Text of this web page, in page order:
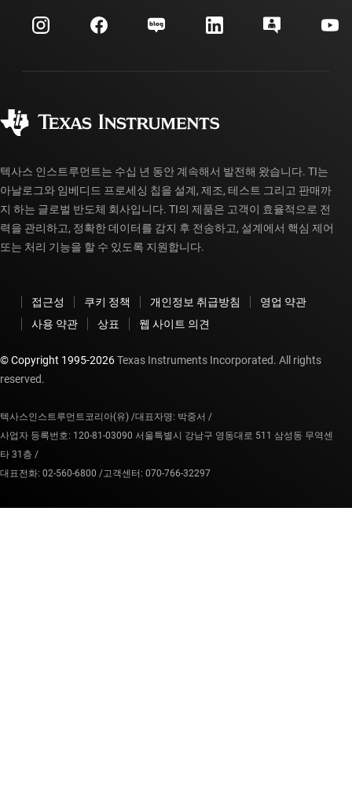
투자 관계
고객 지원 센터
myTI 계정 FAQ
주문 FAQ
텍사스 인스트루먼트는 수십 년 동안 계속해서 발전해 왔습니다. TI는
아날로그와 임베디드 프로세싱 칩을 설계, 제조, 테스트 그리고 판매까
지 하는 글로벌 반도체 회사입니다. TI의 제품은 고객이 효율적으로 전
력을 관리하고, 정확한 데이터를 감지 후 전송하고, 설계에서 핵심 제어
또는 처리 기능을 할 수 있도록 지원합니다.
접근성 쿠키 정책 개인정보 취급방침
영업 약관
사용 약관
상표 웹 사이트 의견
© Copyright 1995-2026Texas Instruments Incorporated. All rights
reserved.
텍사스인스트루먼트코리아(유) /대표자명: 박중서 /
사업자 등록번호: 120-81-03090 서울특별시 강남구 영동대로 511 삼성동 무역센
타 31층 /
대표전화: 02-560-6800 /고객센터: 070-766-32297